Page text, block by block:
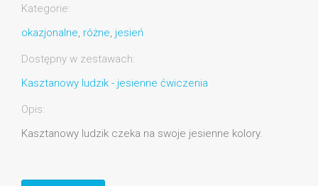
Kategorie:
okazjonalne, różne, jesień
Dostępny w zestawach:
Kasztanowy ludzik - jesienne ćwiczenia
Opis:
Kasztanowy ludzik czeka na swoje jesienne kolory.